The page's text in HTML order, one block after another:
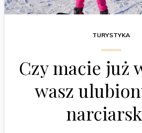
TURYSTYKA
Czy macie już
wasz